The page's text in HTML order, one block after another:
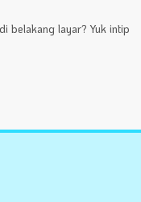
belakang layar? Yuk intip